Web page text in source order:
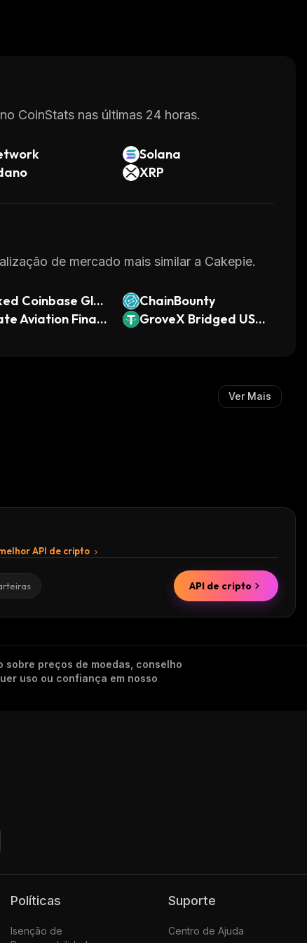
CoinStats nas últimas 24 horas.
Solana
XRP
de mercado mais similar a Cakepie.
Coinbase Glo
ChainBounty
Aviation Finan
GroveX Bridged USDT
Ver Mais
API de cripto
API de cripto
preços de moedas, conselho
uso ou confiança em nosso
Políticas
Isenção de
Suporte
Centro de Ajuda